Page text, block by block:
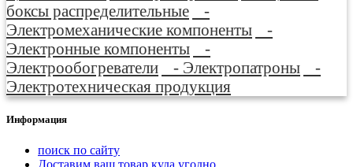
боксы распределительные
-
Электромеханические компоненты
-
Электронные компоненты
-
Электрообогреватели
- Электропатроны
-
Электротехническая продукция
Информация
поиск по сайту
Доставим ваш товар куда угодно